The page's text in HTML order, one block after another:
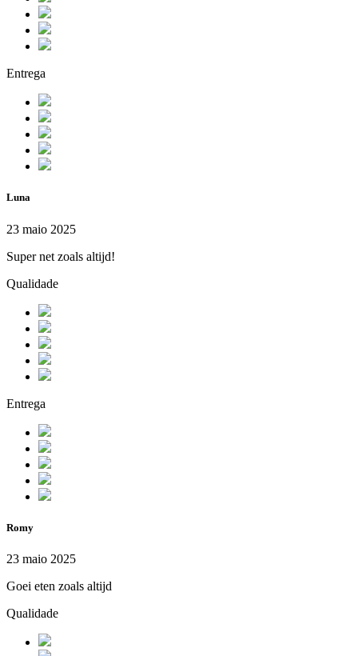
Entrega
Luna
23 maio 2025
Super net zoals altijd!
Qualidade
Entrega
Romy
23 maio 2025
Goei eten zoals altijd
Qualidade